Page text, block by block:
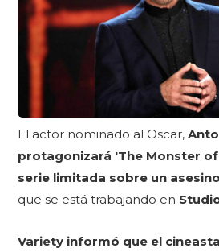
El actor nominado al Oscar,
protagonizará 'The Monster
serie limitada sobre un
que se está trabajando en
Variety informó que el